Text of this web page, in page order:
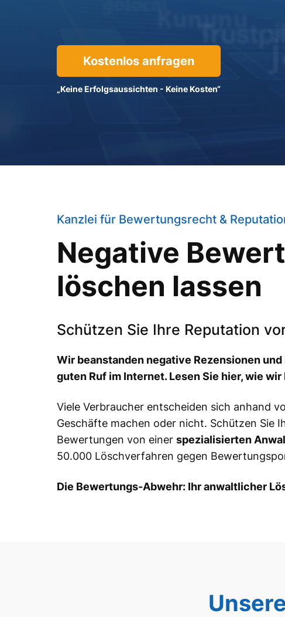
Kostenlos anfragen
„Keine Erfolgsaussichten - Keine Kosten“
Kanzlei für Bewertungsrecht &
Negative
löschen lassen
Schützen Sie Ihre Reputation
Wir beanstanden negative Rezensionen
guten Ruf im Internet. Lesen Sie hier, wie
Viele Verbraucher entscheiden sich anhand
Geschäfte machen oder nicht. Schützen Sie
Bewertungen von einer spezialisierten
50.000 Löschverfahren gegen
Die Bewertungs-Abwehr: Ihr anwaltlicher